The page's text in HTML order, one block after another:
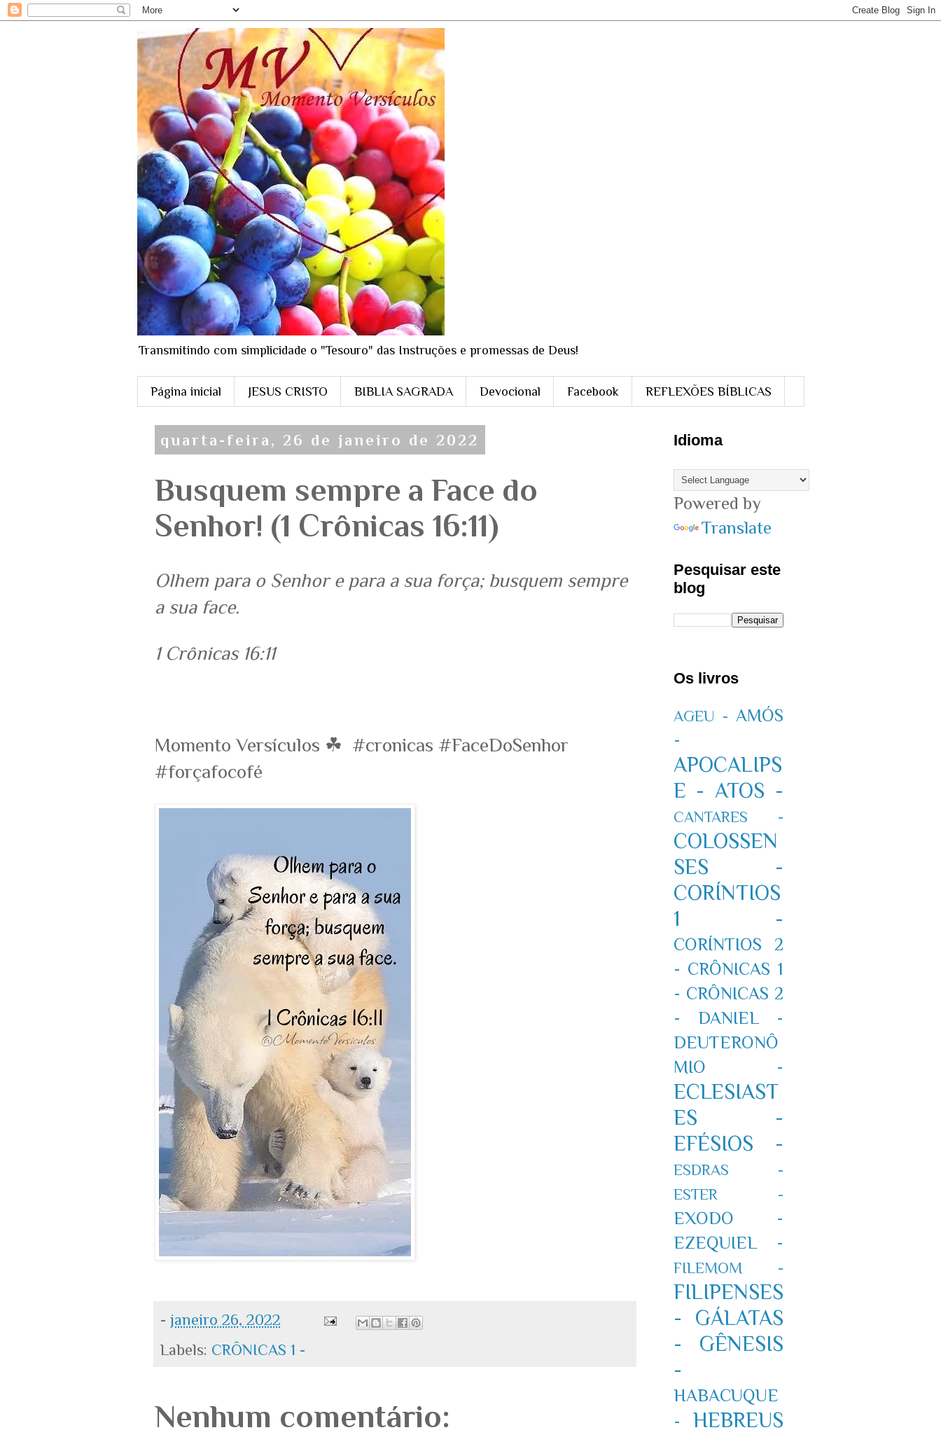
Transmitindo com simplicidade o "Tesouro" das Instruções e promessas de Deus!
Página inicial JESUS CRISTO BIBLIA SAGRADA Devocional Facebook REFLEXÕES BÍBLICAS
quarta-feira, 26 de janeiro de 2022
Busquem sempre a Face do
Senhor! (1 Crônicas 16:11)
Olhem para o Senhor e para a sua força; busquem sempre
a sua face.
1 Crônicas 16:11
Momento Versículos ☘ #cronicas #FaceDoSenhor
#forçafocofé
- janeiro 26, 2022
Labels: CRÔNICAS 1 -
Nenhum comentário:
Idioma
Powered by
Translate
Pesquisar este
blog
Os livros
AGEU - AMÓS
-
APOCALIPS
E - ATOS -
CANTARES -
COLOSSEN
SES -
CORÍNTIOS
1 -
CORÍNTIOS 2
- CRÔNICAS 1
- CRÔNICAS 2
-
DANIEL -
DEUTERONÔ
MIO -
ECLESIAST
ES -
EFÉSIOS -
ESDRAS -
ESTER -
EXODO -
EZEQUIEL -
FILEMOM -
FILIPENSES
-
GÁLATAS
-
GÊNESIS
-
HABACUQUE
-
HEBREUS